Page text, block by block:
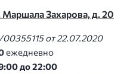
Захарова, д. 20
от 22.07.2020
ежедневно
до 22:00